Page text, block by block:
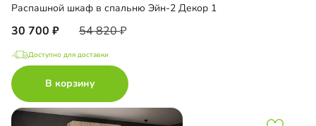
Распашной шкаф в спальню Эйн-2 Декор 1
30 700 54 820
Доступно для доставки
В корзину